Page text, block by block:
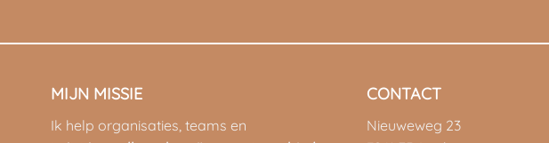
MIJN MISSIE
Ik help organisaties, teams en
CONTACT
Nieuweweg 23